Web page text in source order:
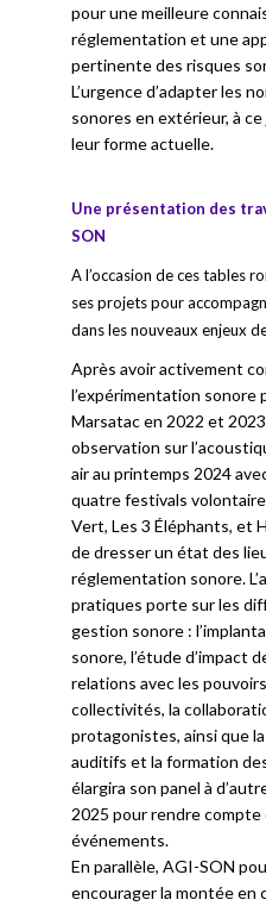
pour une meilleure
réglementation et une
pertinente des risques
L’urgence d’adapter les
sonores en extérieur, à
leur forme actuelle.
Une présentation des
SON
A l’occasion de ces tables
ses projets pour
dans les nouveaux enjeux
Après avoir activement
l’expérimentation sonore
Marsatac en 2022 et
observation sur
air au printemps 2024
quatre festivals
Vert, Les 3 Éléphants, et
de dresser un état des
réglementation sonore.
pratiques porte sur les
gestion sonore :
sonore, l’étude d’impact
relations avec les
collectivités, la
protagonistes, ainsi que
auditifs et la formation
élargira son panel à
2025 pour rendre compte
événements.
En parallèle, AGI-SON
encourager la montée en